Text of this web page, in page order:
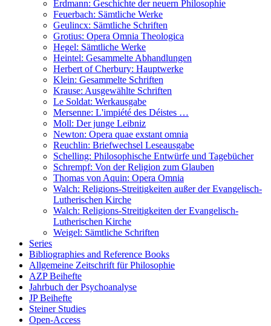
Erdmann: Geschichte der neuern Philosophie
Feuerbach: Sämtliche Werke
Geulincx: Sämtliche Schriften
Grotius: Opera Omnia Theologica
Hegel: Sämtliche Werke
Heintel: Gesammelte Abhandlungen
Herbert of Cherbury: Hauptwerke
Klein: Gesammelte Schriften
Krause: Ausgewählte Schriften
Le Soldat: Werkausgabe
Mersenne: L'impiété des Déistes …
Moll: Der junge Leibniz
Newton: Opera quae exstant omnia
Reuchlin: Briefwechsel Leseausgabe
Schelling: Philosophische Entwürfe und Tagebücher
Schrempf: Von der Religion zum Glauben
Thomas von Aquin: Opera Omnia
Walch: Religions-Streitigkeiten außer der Evangelisch-
Lutherischen Kirche
Walch: Religions-Streitigkeiten der Evangelisch-
Lutherischen Kirche
Weigel: Sämtliche Schriften
Series
Bibliographies and Reference Books
Allgemeine Zeitschrift für Philosophie
AZP Beihefte
Jahrbuch der Psychoanalyse
JP Beihefte
Steiner Studies
Open-Access